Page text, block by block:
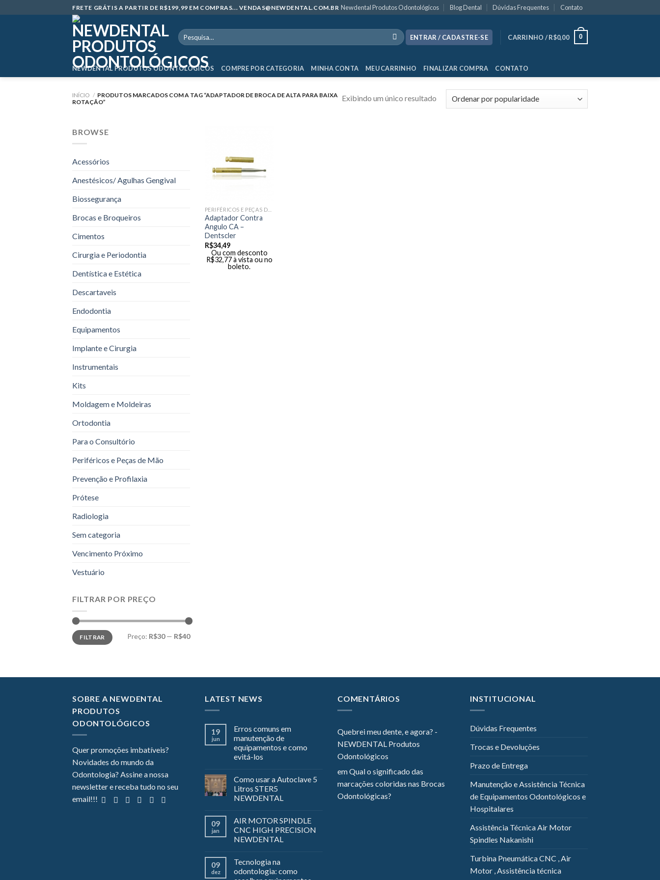
to
FRETE GRÁTIS A PARTIR DE R$199,99 EM COMPRAS... VENDAS@NEWDENTAL.COM.BR Newdental Produtos Odontológicos Blog Dental Dúvidas Frequentes Contato
Pesquisar
por:
ENTRAR / CADASTRE-SE CARRINHO /R$0,00 0
NEWDENTAL PRODUTOS ODONTOLÓGICOS COMPRE POR CATEGORIA MINHA CONTA MEU CARRINHO FINALIZAR COMPRA CONTATO
INÍCIO / PRODUTOS MARCADOS COM A TAG “ADAPTADOR DE BROCA DE ALTA PARA BAIXA
ROTAÇÃO”
Exibindo um único resultado
BROWSE
Acessórios
Anestésicos/ Agulhas Gengival
Biossegurança
Brocas e Broqueiros
Cimentos
Cirurgia e Periodontia
Dentística e Estética
Descartaveis
Endodontia
Equipamentos
Implante e Cirurgia
Instrumentais
Kits
Moldagem e Moldeiras
Ortodontia
Para o Consultório
Periféricos e Peças de Mão
Prevenção e Profilaxia
Prótese
Radiologia
Sem categoria
Vencimento Próximo
Vestuário
FILTRAR POR PREÇO
Preço
mínimo
Preço
máximo
FILTRAR Preço: R$30— R$40
Adaptador Contra
Angulo CA –
Dentscler
R$34,49
Ou com desconto
R$32,77 à vista ou no
boleto.
SOBRE A NEWDENTAL
PRODUTOS
ODONTOLÓGICOS
Quer promoções imbatíveis?
Novidades do mundo da
Odontologia? Assine a nossa
newsletter e receba tudo no seu
email!!!
LATEST NEWS
19
jun
Erros comuns em
manutenção de
equipamentos e como
evitá-los
Como usar a Autoclave 5
Litros STER5
NEWDENTAL
09
jan
AIR MOTOR SPINDLE
CNC HIGH PRECISION
NEWDENTAL
09
dez
Tecnologia na
odontologia: como
COMENTÁRIOS
Quebrei meu dente, e agora? -
NEWDENTAL Produtos
Odontológicos
emQual o significado das
marcações coloridas nas Brocas
Odontológicas?
INSTITUCIONAL
Dúvidas Frequentes
Trocas e Devoluções
Prazo de Entrega
Manutenção e Assistência Técnica
de Equipamentos Odontológicos e
Hospitalares
Assistência Técnica Air Motor
Spindles Nakanishi
Turbina Pneumática CNC , Air
Motor , Assistência técnica